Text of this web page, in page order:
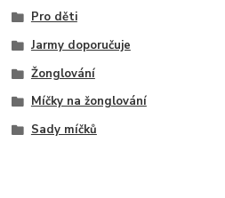
Pro děti
Jarmy doporučuje
Žonglování
Míčky na žonglování
Sady míčků